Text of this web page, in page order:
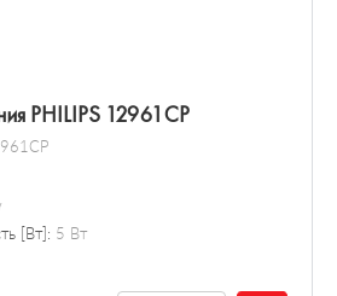
PHILIPS 12961CP
[Вт]: 5 Вт